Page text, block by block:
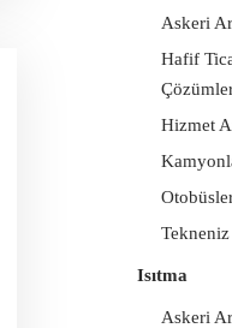
Askeri
Hafif
Hizmet
Isıtma
Askeri